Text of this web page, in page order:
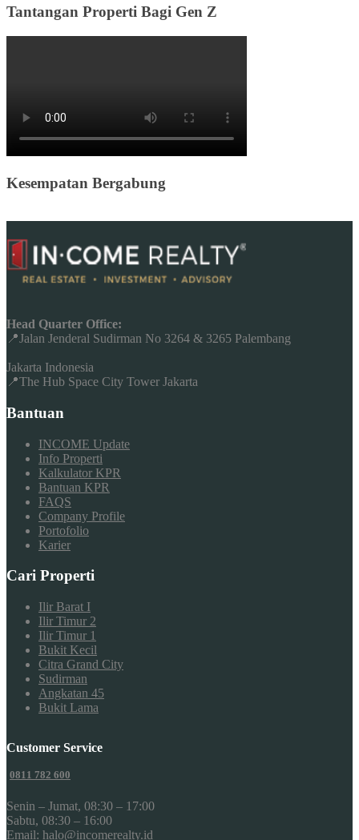
Tantangan Properti Bagi Gen Z
Kesempatan Bergabung
Head Quarter Office:
📍Jalan Jenderal Sudirman No 3264 & 3265 Palembang
Jakarta Indonesia
📍The Hub Space City Tower Jakarta
Bantuan
INCOME Update
Info Properti
Kalkulator KPR
Bantuan KPR
FAQS
Company Profile
Portofolio
Karier
Cari Properti
Ilir Barat I
Ilir Timur 2
Ilir Timur 1
Bukit Kecil
Citra Grand City
Sudirman
Angkatan 45
Bukit Lama
Customer Service
0811 782 600
Senin – Jumat, 08:30 – 17:00
Sabtu, 08:30 – 16:00
Email: halo@incomerealty.id